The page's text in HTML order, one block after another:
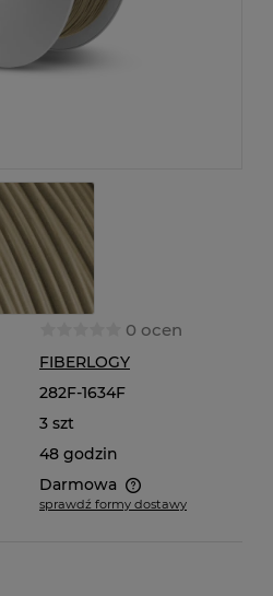
0 ocen
FIBERLOGY
282F-1634F
3 szt
48 godzin
Darmowa
kosztów płatności
sprawdź formy dostawy